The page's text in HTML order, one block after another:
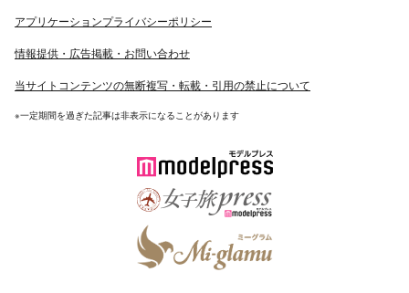
アプリケーションプライバシーポリシー
情報提供・広告掲載・お問い合わせ
当サイトコンテンツの無断複写・転載・引用の禁止について
※一定期間を過ぎた記事は非表示になることがあります